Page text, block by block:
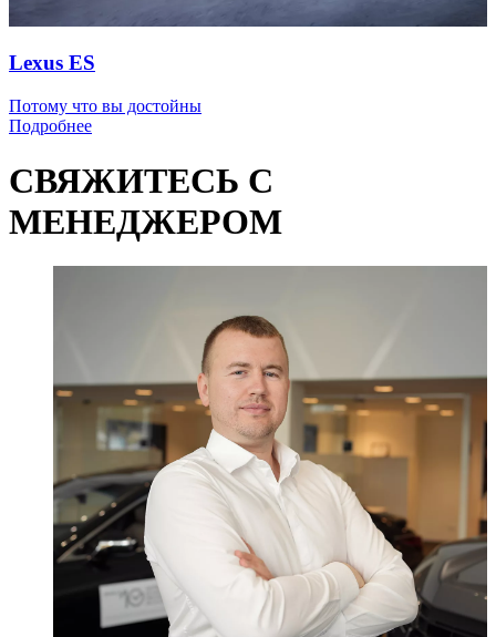
Lexus ES
Потому что вы достойны
Подробнее
СВЯЖИТЕСЬ С
МЕНЕДЖЕРОМ